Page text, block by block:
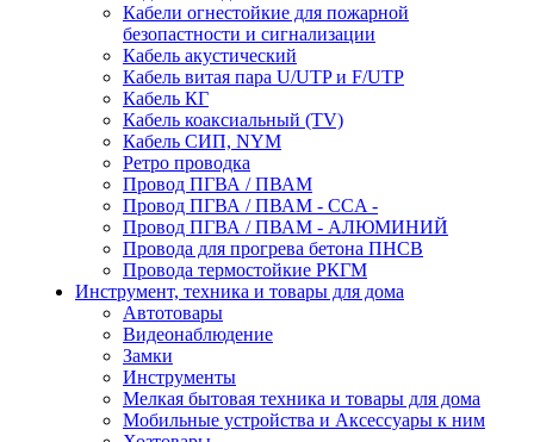
Кабели огнестойкие для пожарной
безопастности и сигнализации
Кабель акустический
Кабель витая пара U/UTP и F/UTP
Кабель КГ
Кабель коаксиальный (TV)
Кабель СИП, NYM
Ретро проводка
Провод ПГВА / ПВАМ
Провод ПГВА / ПВАМ - CCA -
Провод ПГВА / ПВАМ - АЛЮМИНИЙ
Провода для прогрева бетона ПНСВ
Провода термостойкие РКГМ
Инструмент, техника и товары для дома
Автотовары
Видеонаблюдение
Замки
Инструменты
Мелкая бытовая техника и товары для дома
Мобильные устройства и Аксессуары к ним